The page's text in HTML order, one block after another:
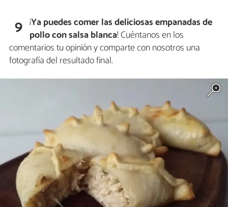
9 ¡Ya puedes comer las deliciosas empanadas de
pollo con salsa blanca! Cuéntanos en los
comentarios tu opinión y comparte con nosotros una
fotografía del resultado final.